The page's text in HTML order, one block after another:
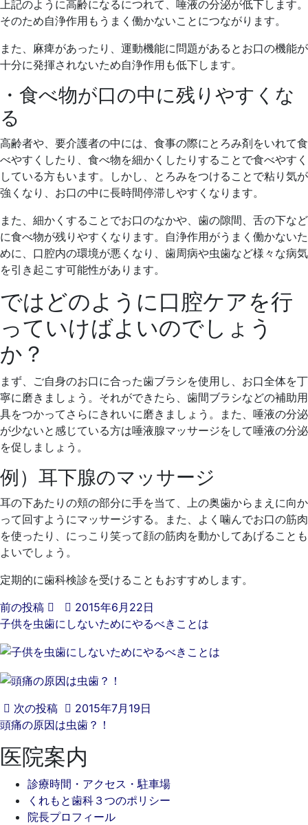
上記のように高齢になるにつれて、唾液の分泌が低下します。
そのため自浄作用もうまく働かないことにつながります。
また、麻痺があったり、運動機能に問題があるとお口の機能が
十分に発揮されないため自浄作用も低下します。
・食べ物が口の中に残りやすくな
る
高齢者や、要介護者の中には、食事の際にとろみ剤をいれて食
べやすくしたり、食べ物を細かくしたりすることで食べやすく
している方もいます。しかし、とろみをつけることで粘り気が
強くなり、お口の中に長時間停滞しやすくなります。
また、細かくすることでお口のなかや、歯の隙間、舌の下など
に食べ物が残りやすくなります。自浄作用がうまく働かないた
めに、口腔内の環境が悪くなり、歯周病や虫歯など様々な病気
を引き起こす可能性があります。
ではどのように口腔ケアを行
っていけばよいのでしょう
か？
まず、ご自身のお口に合った歯ブラシを使用し、お口全体を丁
寧に磨きましょう。それができたら、歯間ブラシなどの補助用
具をつかってさらにきれいに磨きましょう。また、唾液の分泌
が少ないと感じている方は唾液腺マッサージをして唾液の分泌
を促しましょう。
例）耳下腺のマッサージ
耳の下あたりの頬の部分に手を当て、上の奥歯からまえに向か
って回すようにマッサージする。また、よく噛んでお口の筋肉
を使ったり、にっこり笑って顔の筋肉を動かしてあげることも
よいでしょう。
定期的に歯科検診を受けることもおすすめします。
前の投稿
2015年6月22日
子供を虫歯にしないためにやるべきことは
次の投稿
2015年7月19日
頭痛の原因は虫歯？！
医院案内
診療時間・アクセス・駐車場
くれもと歯科３つのポリシー
院長プロフィール